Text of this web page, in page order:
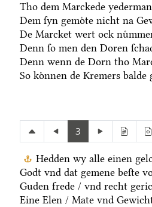
Tho dem Marckede
Dem ſyn gemoͤte nicht na
De Marcket wert ock
Denn ſo men den Doren
Denn wenn de Dorn tho
So koͤnnen de Kremers balde
3
Hedden wy alle einen
Godt vnd dat gemene beſte
Guden frede / vnd recht
Eine Elen / Mate vnd